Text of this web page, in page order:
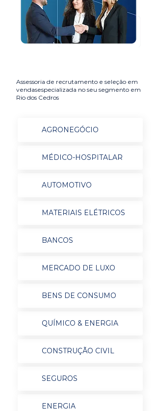
Assessoria de recrutamento e seleção em
vendasespecializada no seu segmento em
Rio dos Cedros
AGRONEGÓCIO
MÉDICO-HOSPITALAR
AUTOMOTIVO
MATERIAIS ELÉTRICOS
BANCOS
MERCADO DE LUXO
BENS DE CONSUMO
QUÍMICO & ENERGIA
CONSTRUÇÃO CIVIL
SEGUROS
ENERGIA